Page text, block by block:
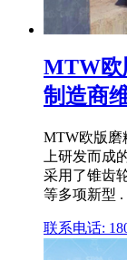
MTW欧
制造商
MTW欧版磨
上研发而成
采用了锥齿
等多项新型 .
联系电话: